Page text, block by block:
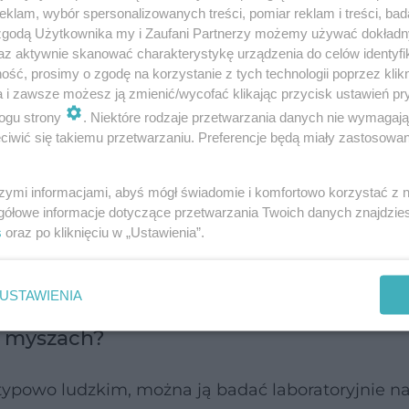
starzenia się mózgu. To brak równowagi
komórkach jak akumulator – jest
u osób z Alzheimerem ten proces jest
choroba Alzheimera? Ekspert:
sprawy, ale bliscy widzą"
ludzkim, można ją badać laboratoryjnie na
wybór spersonalizowanych treści, pomiar reklam i treści,
Użytkownika my i Zaufani Partnerzy możemy używać
aktywnie skanować charakterystykę urządzenia do celów
prosimy o zgodę na korzystanie z tych technologii poprzez
i zawsze możesz ją zmienić/wycofać klikając przycisk ustawień
strony
. Niektóre rodzaje przetwarzania danych nie
się takiemu przetwarzaniu. Preferencje będą miały
informacjami, abyś mógł świadomie i komfortowo korzystać z
informacje dotyczące przetwarzania Twoich danych
oraz po kliknięciu w „Ustawienia”.
USTAWIENIA